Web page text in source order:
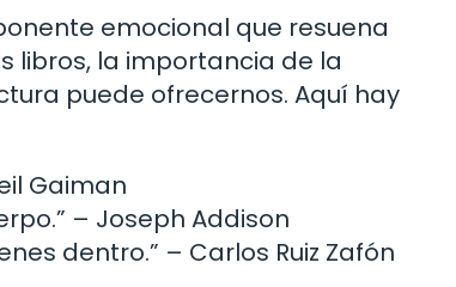
emocional que resuena
libros, la importancia de la
puede ofrecernos. Aquí hay
Gaiman
– Joseph Addison
dentro.” – Carlos Ruiz Zafón